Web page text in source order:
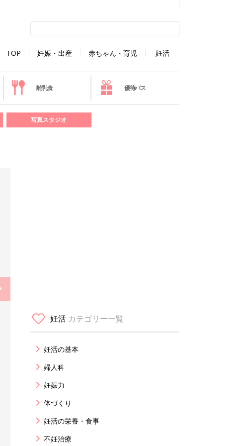
TOP 妊娠・出産 赤ちゃん・育児 妊活
離乳食 優待パス
写真スタジオ
妊活 カテゴリー一覧
妊活の基本
婦人科
妊娠力
体づくり
妊活の栄養・食事
不妊治療